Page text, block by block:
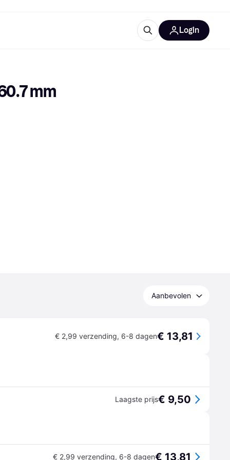
Login
mm
Aanbevolen
€ 2,99 verzending, 6-8 dagen€ 13,81
Laagste prijs€ 9,50
€ 2,99 verzending, 6-8 dagen€ 13,81